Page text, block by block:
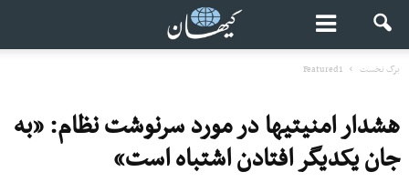
برگ نخست Featured1
هشدار امنیتی‎ها در مورد سرنوشت نظام: «به
جان یکدیگر افتادن اشتباه است»